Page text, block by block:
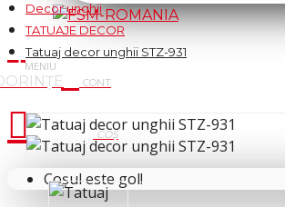
Cosul tau
Coșul este gol!
Decor unghii
TATUAJE DECOR
Tatuaj decor unghii STZ-931